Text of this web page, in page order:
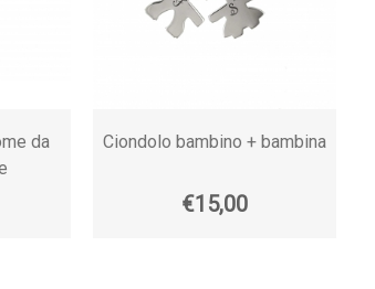
da
Ciondolo bambino + bambina
€15,00